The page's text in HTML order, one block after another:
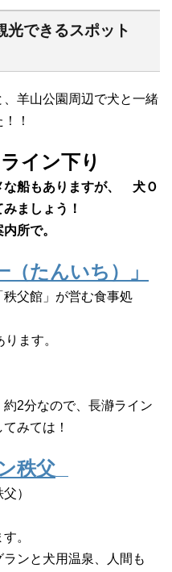
光できるスポット
羊山公園周辺で犬と一緒
！
イン下り
船もありますが、 犬Ｏ
ましょう！
所で。
たんいち）」
父館」が営む食事処
ます。
分なので、長瀞ライン
みては！
秩父
）
。
ンと犬用温泉、人間も